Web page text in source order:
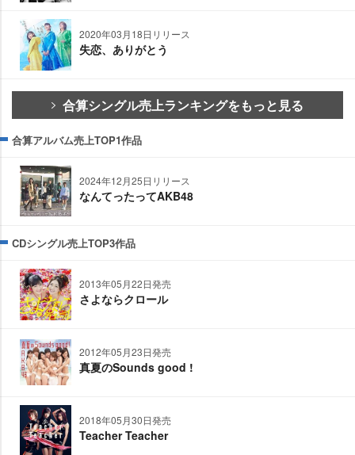
2020年03月18日リリース
失恋、ありがとう
合算シングル売上ランキングをもっと見る
合算アルバム売上TOP1作品
2024年12月25日リリース
なんてったってAKB48
CDシングル売上TOP3作品
2013年05月22日発売
さよならクロール
2012年05月23日発売
真夏のSounds good !
2018年05月30日発売
Teacher Teacher